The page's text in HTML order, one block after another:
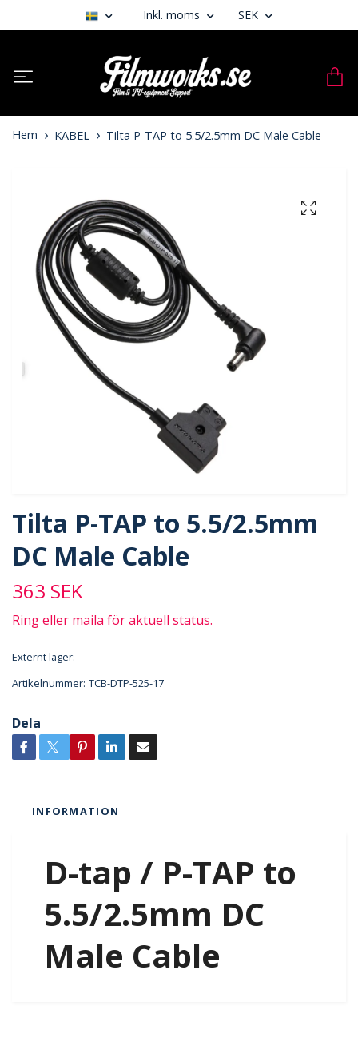
Inkl. moms SEK
Hem KABEL Tilta P-TAP to 5.5/2.5mm DC Male Cable
Tilta P-TAP to 5.5/2.5mm
DC Male Cable
363 SEK
Ring eller maila för aktuell status.
Externt lager:
Artikelnummer: TCB-DTP-525-17
Dela
INFORMATION
D-tap / P-TAP to
5.5/2.5mm DC
Male Cable